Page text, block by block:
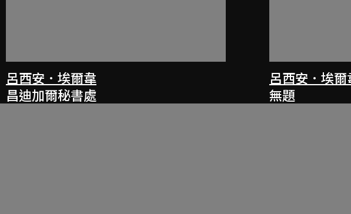
呂西安．埃爾韋
昌迪加爾秘書處
呂西安．埃爾
無題